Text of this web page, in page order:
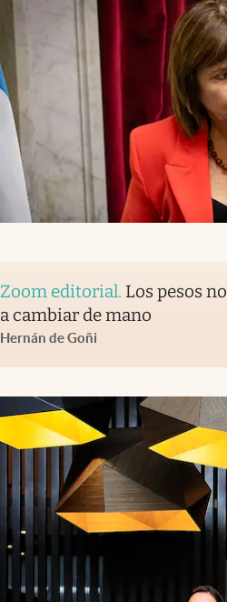
Zoom editorial. Los pesos
a cambiar de mano
Hernán de Goñi